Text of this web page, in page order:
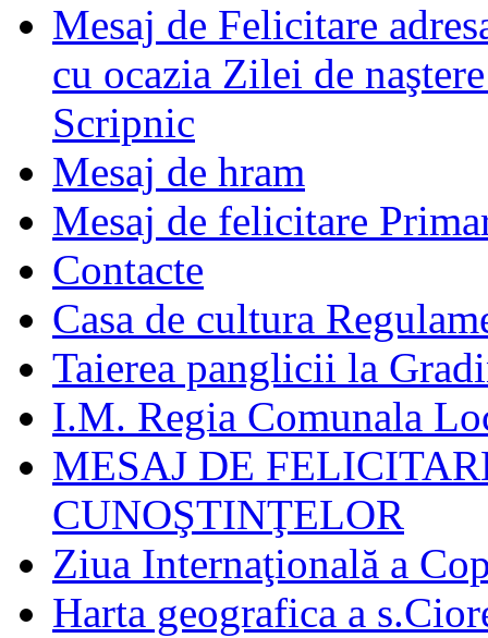
Mesaj de Felicitare
cu ocazia Zilei de
Scripnic
Mesaj de hram
Mesaj de felicitare
Contacte
Casa de cultura
Taierea panglicii la
I.M. Regia Comunala
MESAJ DE
CUNOŞTINŢELOR
Ziua Internaţională a
Harta geografica a